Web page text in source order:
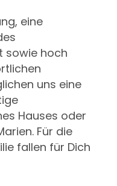
eine
sowie hoch
uns eine
Hauses oder
Für die
fallen für Dich